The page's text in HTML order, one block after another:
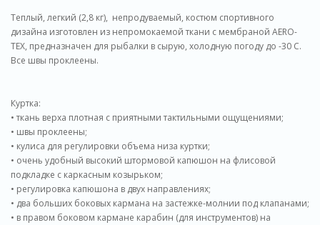
Теплый, легкий (2,8 кг), непродуваемый, костюм спортивного
дизайна изготовлен из непромокаемой ткани с мембраной AERO-
TEX, предназначен для рыбалки в сырую, холодную погоду до -30 С.
Все швы проклеены.
Куртка:
• ткань верха плотная с приятными тактильными ощущениями;
• швы проклеены;
• кулиса для регулировки объема низа куртки;
• очень удобный высокий штормовой капюшон на флисовой
подкладке с каркасным козырьком;
• регулировка капюшона в двух направлениях;
• два больших боковых кармана на застежке-молнии под клапанами;
• в правом боковом кармане карабин (для инструментов) на